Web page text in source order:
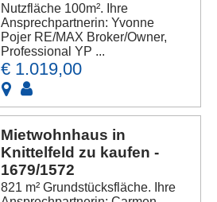
Nutzfläche 100m². Ihre
Ansprechpartnerin: Yvonne
Pojer RE/MAX Broker/Owner,
Professional YP ...
€ 1.019,00
Mietwohnhaus in
Knittelfeld zu kaufen -
1679/1572
821 m² Grundstücksfläche. Ihre